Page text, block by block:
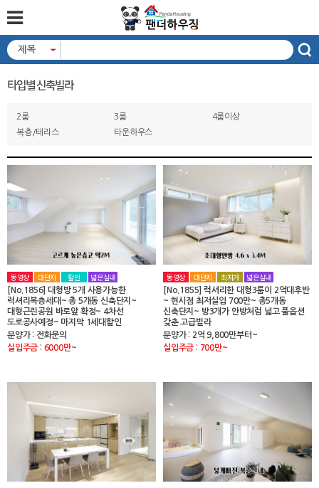
제목
타입별 신축빌라
2룸 3룸
4룸이상
복층/테라스
타운하우스
동영상 대단지 할인 넓은실내
[No.1856] 대형방 5개 사용가능한
럭셔리복층세대~ 총 5개동 신축단지~
대형근린공원 바로앞 확정~ 4차선
도로공사예정~ 마지막 1세대할인
분양가 : 전화문의
실입주금 : 6000만~
동영상 대단지 최저가 넓은실내
[No.1855] 럭셔리한 대형3룸이 2억대후반
~ 현시점 최저실입 700만~ 총5개동
신축단지~ 방3개가 안방처럼 넓고 풀옵션
갖춘 고급빌라
분양가 : 2억 9,800만부터~
실입주금 : 700만~